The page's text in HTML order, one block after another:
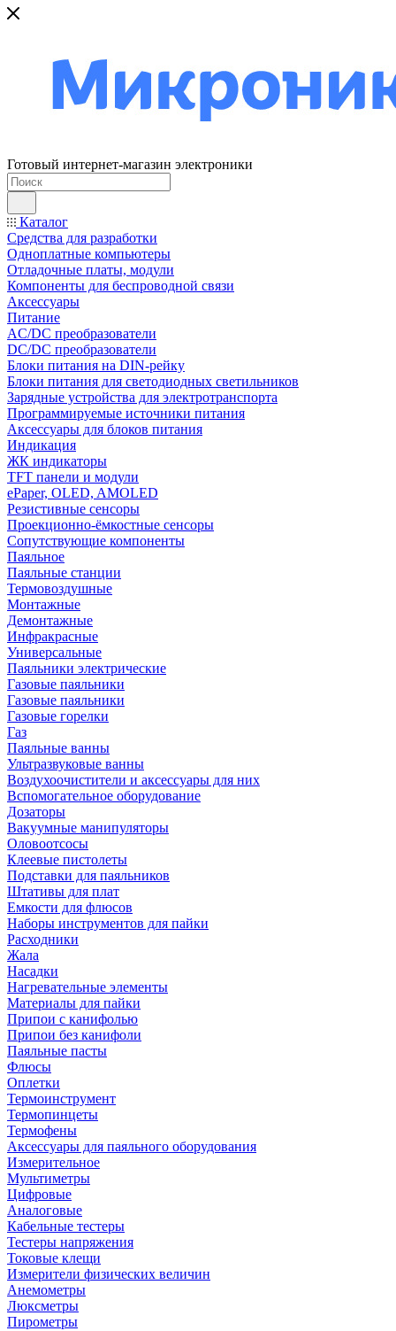
Готовый интернет-магазин электроники
Каталог
Средства для разработки
Одноплатные компьютеры
Отладочные платы, модули
Компоненты для беспроводной связи
Аксессуары
Питание
AC/DC преобразователи
DC/DC преобразователи
Блоки питания на DIN-рейку
Блоки питания для светодиодных светильников
Зарядные устройства для электротранспорта
Программируемые источники питания
Аксессуары для блоков питания
Индикация
ЖК индикаторы
TFT панели и модули
ePaper, OLED, AMOLED
Резистивные сенсоры
Проекционно-ёмкостные сенсоры
Сопутствующие компоненты
Паяльное
Паяльные станции
Термовоздушные
Монтажные
Демонтажные
Инфракрасные
Универсальные
Паяльники электрические
Газовые паяльники
Газовые паяльники
Газовые горелки
Газ
Паяльные ванны
Ультразвуковые ванны
Воздухоочистители и аксессуары для них
Вспомогательное оборудование
Дозаторы
Вакуумные манипуляторы
Оловоотсосы
Клеевые пистолеты
Подставки для паяльников
Штативы для плат
Емкости для флюсов
Наборы инструментов для пайки
Расходники
Жала
Насадки
Нагревательные элементы
Материалы для пайки
Припои с канифолью
Припои без канифоли
Паяльные пасты
Флюсы
Оплетки
Термоинструмент
Термопинцеты
Термофены
Аксессуары для паяльного оборудования
Измерительное
Мультиметры
Цифровые
Аналоговые
Кабельные тестеры
Тестеры напряжения
Токовые клещи
Измерители физических величин
Анемометры
Люксметры
Пирометры